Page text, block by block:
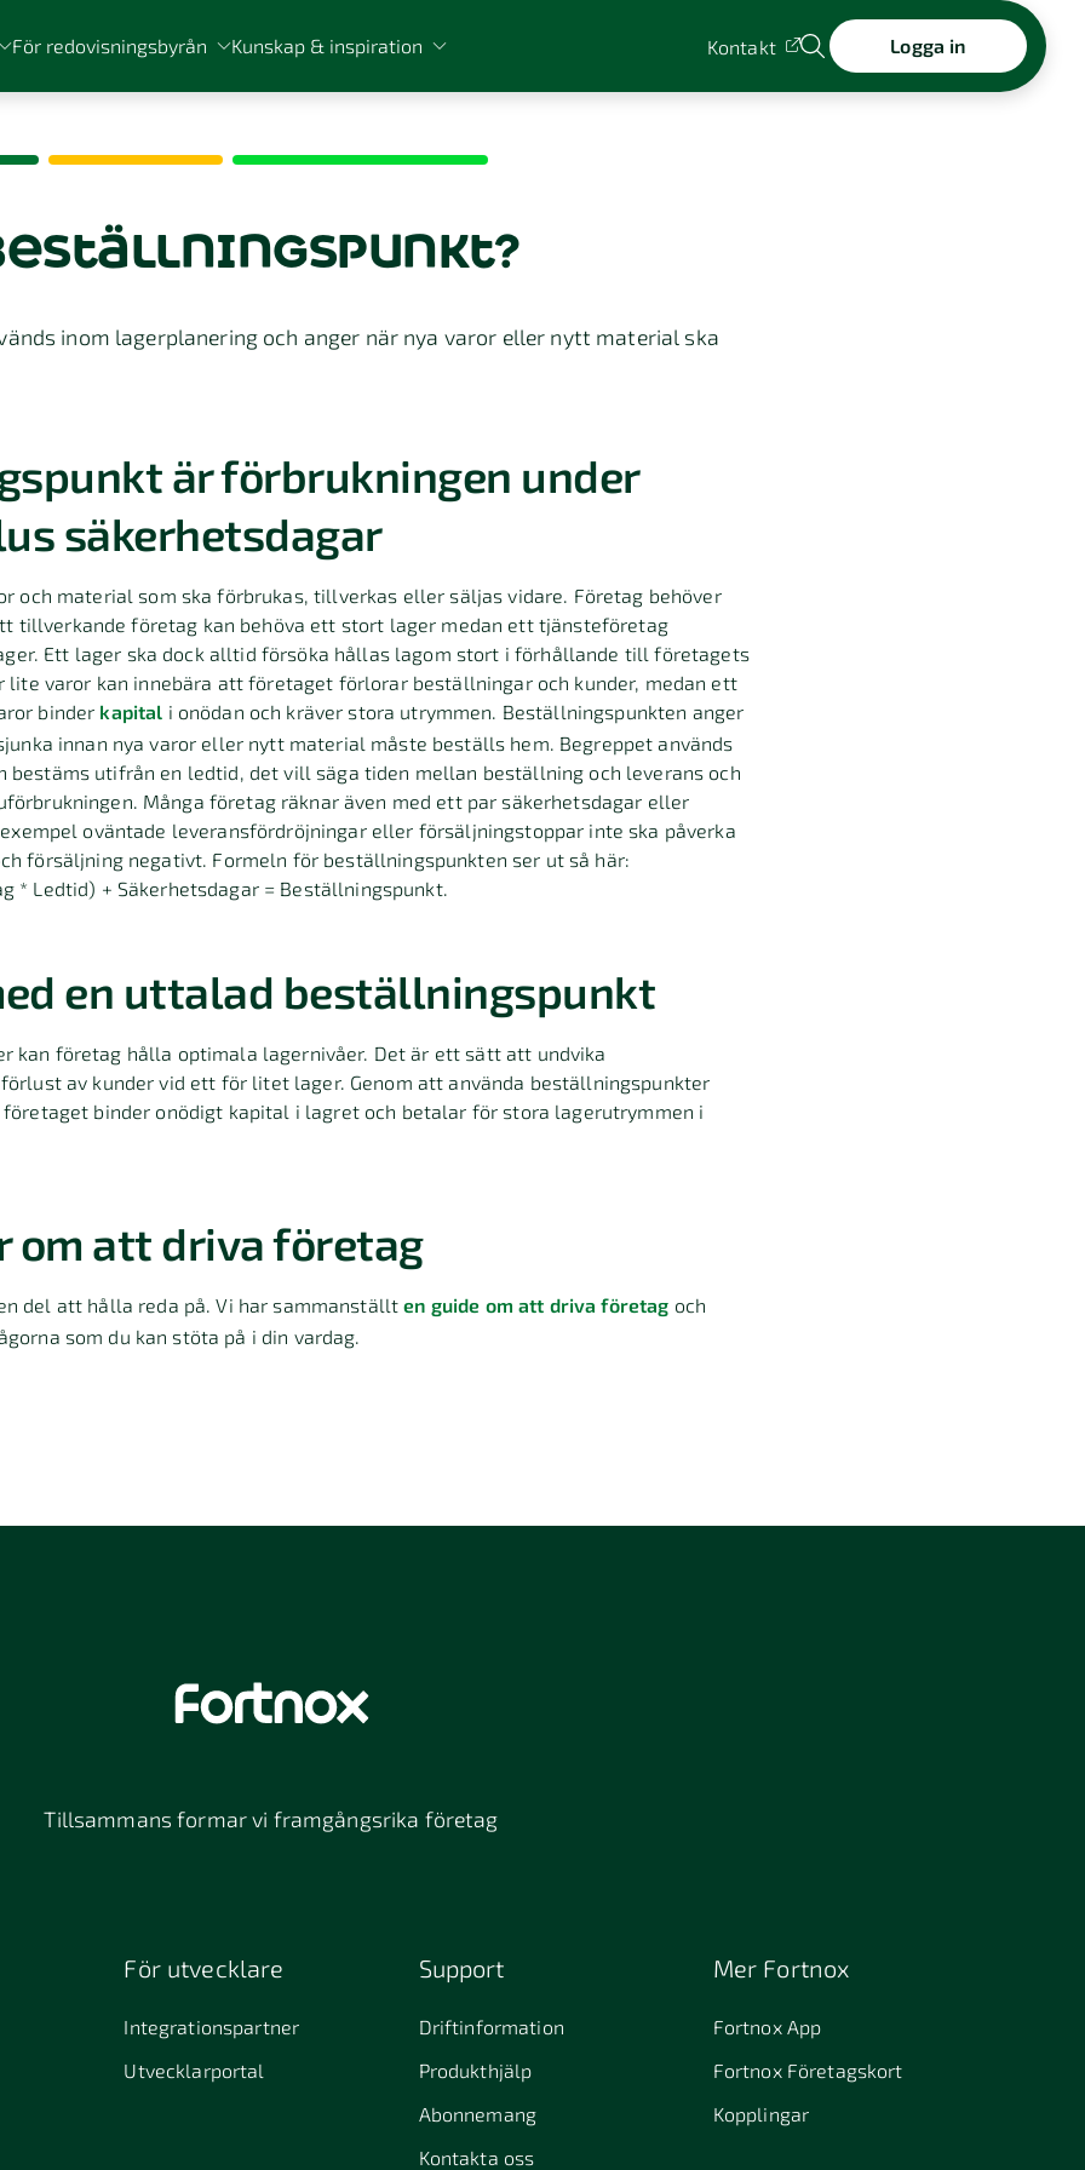
För redovisningsbyrån Kunskap & inspiration Kontakt Logga in
inom lagerplanering och anger när nya varor eller nytt material ska
är förbrukningen under
säkerhetsdagar
och material som ska förbrukas, tillverkas eller säljas vidare. Företag behöver
tillverkande företag kan behöva ett stort lager medan ett tjänsteföretag
Ett lager ska dock alltid försöka hållas lagom stort i förhållande till företagets
lite varor kan innebära att företaget förlorar beställningar och kunder, medan ett
binder kapital i onödan och kräver stora utrymmen. Beställningspunkten anger
innan nya varor eller nytt material måste beställs hem. Begreppet används
bestäms utifrån en ledtid, det vill säga tiden mellan beställning och leverans och
Många företag räknar även med ett par säkerhetsdagar eller
oväntade leveransfördröjningar eller försäljningstoppar inte ska påverka
försäljning negativt. Formeln för beställningspunkten ser ut så här:
* Ledtid) + Säkerhetsdagar = Beställningspunkt.
en uttalad beställningspunkt
kan företag hålla optimala lagernivåer. Det är ett sätt att undvika
av kunder vid ett för litet lager. Genom att använda beställningspunkter
binder onödigt kapital i lagret och betalar för stora lagerutrymmen i
om att driva företag
del att hålla reda på. Vi har sammanställten guide om att driva företag och
som du kan stöta på i din vardag.
Tillsammans formar vi framgångsrika företag
För utvecklare
Integrationspartner
Utvecklarportal
Support
Driftinformation
Produkthjälp
Abonnemang
Kontakta oss
Mer Fortnox
Fortnox App
Fortnox Företagskort
Kopplingar